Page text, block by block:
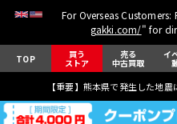
For Overseas Customers:
gakki.com/" for
TOP 買う
ストア
売る
中古買取
イ
【重要】熊本県で発生した地